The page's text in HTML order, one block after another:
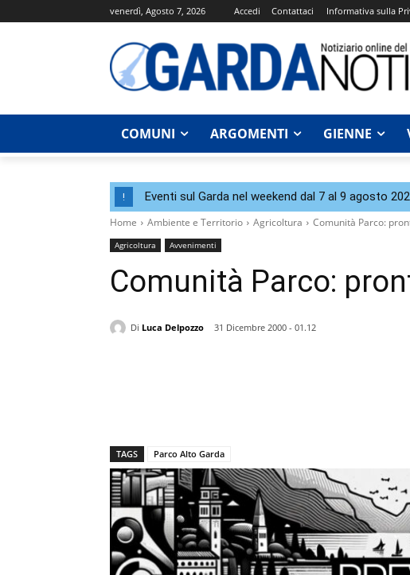
venerdì, Agosto 7, 2026 Accedi Contattaci Informativa sulla
COMUNI ARGOMENTI GIENNE
! Eventi sul Garda nel weekend dal 7 al 9 agosto
Home Ambiente e Territorio Agricoltura Comunità Parco:
Agricoltura Avvenimenti
Comunità Parco:
Di Luca Delpozzo
31 Dicembre 2000 - 01.12
TAGS Parco Alto Garda